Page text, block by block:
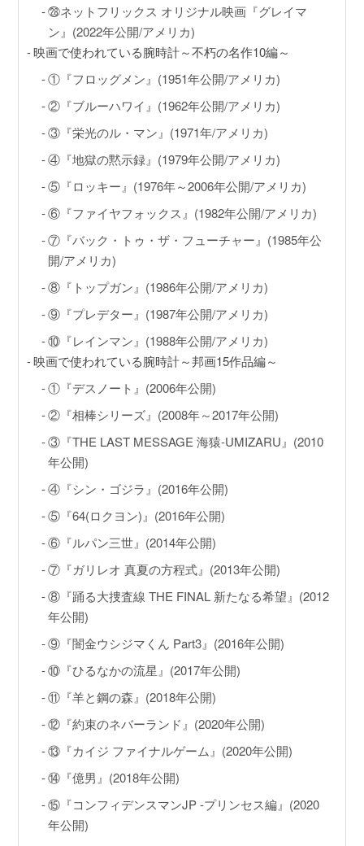
㉘ネットフリックス オリジナル映画『グレイマ
ン』(2022年公開/アメリカ)
映画で使われている腕時計～不朽の名作10編～
①『フロッグメン』(1951年公開/アメリカ)
②『ブルーハワイ』(1962年公開/アメリカ)
③『栄光のル・マン』(1971年/アメリカ)
④『地獄の黙示録』(1979年公開/アメリカ)
⑤『ロッキー』(1976年～2006年公開/アメリカ)
⑥『ファイヤフォックス』(1982年公開/アメリカ)
⑦『バック・トゥ・ザ・フューチャー』(1985年公
開/アメリカ)
⑧『トップガン』(1986年公開/アメリカ)
⑨『プレデター』(1987年公開/アメリカ)
⑩『レインマン』(1988年公開/アメリカ)
映画で使われている腕時計～邦画15作品編～
①『デスノート』(2006年公開)
②『相棒シリーズ』(2008年～2017年公開)
③『THE LAST MESSAGE 海猿-UMIZARU』(2010
年公開)
④『シン・ゴジラ』(2016年公開)
⑤『64(ロクヨン)』(2016年公開)
⑥『ルパン三世』(2014年公開)
⑦『ガリレオ 真夏の方程式』(2013年公開)
⑧『踊る大捜査線 THE FINAL 新たなる希望』(2012
年公開)
⑨『闇金ウシジマくん Part3』(2016年公開)
⑩『ひるなかの流星』(2017年公開)
⑪『羊と鋼の森』(2018年公開)
⑫『約束のネバーランド』(2020年公開)
⑬『カイジ ファイナルゲーム』(2020年公開)
⑭『億男』(2018年公開)
⑮『コンフィデンスマンJP -プリンセス編』(2020
年公開)